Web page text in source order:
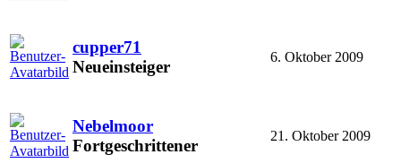
cupper71
Neueinsteiger
6. Oktober 2009
Nebelmoor
Fortgeschrittener
21. Oktober 2009